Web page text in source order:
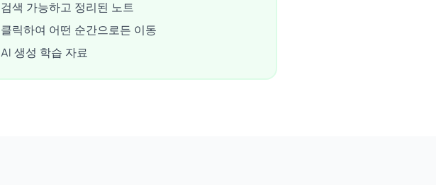
검색 가능하고 정리된 노트
클릭하여 어떤 순간으로든 이동
AI 생성 학습 자료